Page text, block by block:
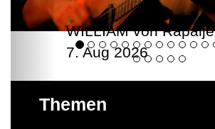
WILLIAM von Rapalje
7. Aug 2026
Themen